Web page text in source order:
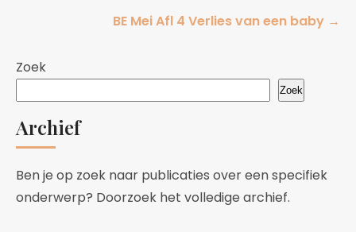
BE Mei Afl 4 Verlies van een baby →
Zoek
Zoek
Archief
Ben je op zoek naar publicaties over een specifiek
onderwerp? Doorzoek het volledige archief.